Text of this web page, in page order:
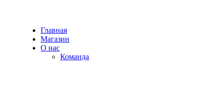
Главная
Магазин
О нас
Команда